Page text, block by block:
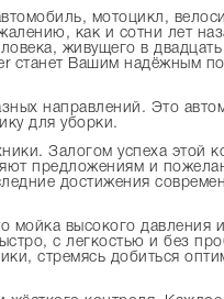
мотоцикл,
как и сотни лет
живущего в
станет Вашим надёжным
направлений. Это
для уборки.
Залогом успеха этой
предложениям и
достижения
мойка высокого давления
с легкостью и без
стремясь добиться